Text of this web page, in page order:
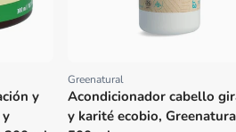
y
Proveedor:
Greenatural
Acondicionador cabello
y karité ecobio,